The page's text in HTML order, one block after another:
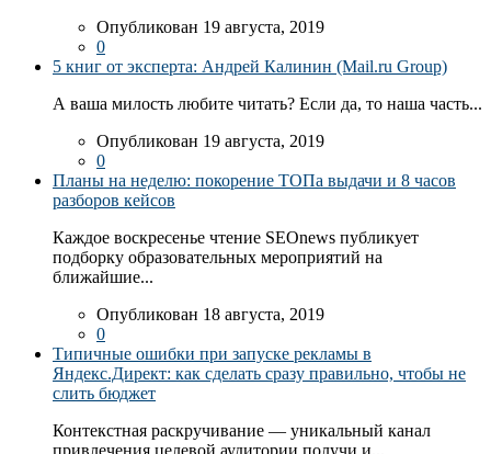
Опубликован 19 августа, 2019
0
5 книг от эксперта: Андрей Калинин (Mail.ru Group)
А ваша милость любите читать? Если да, то наша часть...
Опубликован 19 августа, 2019
0
Планы на неделю: покорение ТОПа выдачи и 8 часов
разборов кейсов
Каждое воскресенье чтение SEOnews публикует
подборку образовательных мероприятий на
ближайшие...
Опубликован 18 августа, 2019
0
Типичные ошибки при запуске рекламы в
Яндекс.Директ: как сделать сразу правильно, чтобы не
слить бюджет
Контекстная раскручивание — уникальный канал
привлечения целевой аудитории получи и...